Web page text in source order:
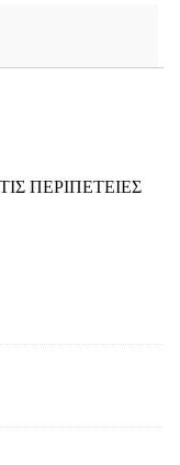
ΠΕΡΙΠΕΤΕΙΕΣ